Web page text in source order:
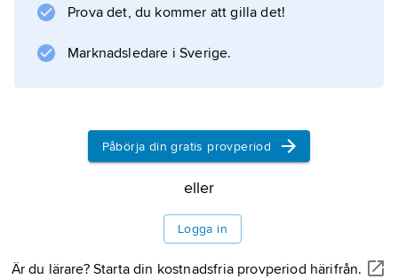
psykologi. Även musikterapi hörde till hans
Information om artikeln
Prova det, du kommer att gilla det!
Marknadsledare i Sverige.
Påbörja din gratis provperiod
eller
Logga in
Är du lärare? Starta din kostnadsfria provperiod härifrån.